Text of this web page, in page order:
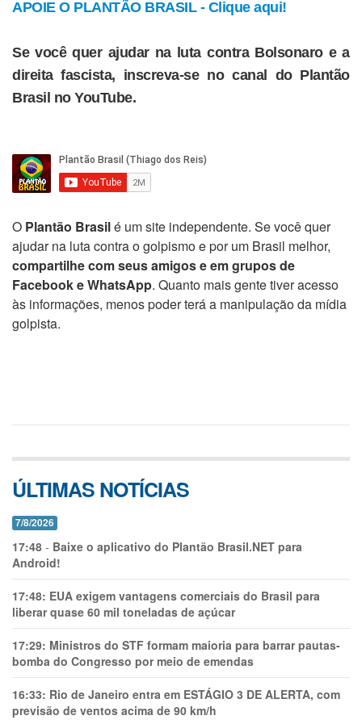
APOIE O PLANTÃO BRASIL - Clique aqui!
Se você quer ajudar na luta contra Bolsonaro e a
direita fascista, inscreva-se no canal do Plantão
Brasil no YouTube.
O Plantão Brasilé um site independente. Se você quer
ajudar na luta contra o golpismo e por um Brasil melhor,
compartilhe com seus amigos e em grupos de
Facebook e WhatsApp. Quanto mais gente tiver acesso
às informações, menos poder terá a manipulação da mídia
golpista.
ÚLTIMAS NOTÍCIAS
7/8/2026
17:48 - Baixe o aplicativo do Plantão Brasil.NET para
Android!
17:48: EUA exigem vantagens comerciais do Brasil para
liberar quase 60 mil toneladas de açúcar
17:29: Ministros do STF formam maioria para barrar pautas-
bomba do Congresso por meio de emendas
16:33: Rio de Janeiro entra em ESTÁGIO 3 DE ALERTA, com
previsão de ventos acima de 90 km/h